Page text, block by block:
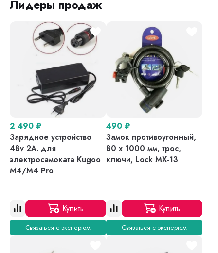
Лидеры продаж
2 490 ₽
Зарядное устройство
48v 2A. для
электросамоката Kugoo
M4/M4 Pro
Купить
Связаться с экспертом
490 ₽
Замок противоугонный,
80 х 1000 мм, трос,
ключи, Lock MX-13
Купить
Связаться с экспертом